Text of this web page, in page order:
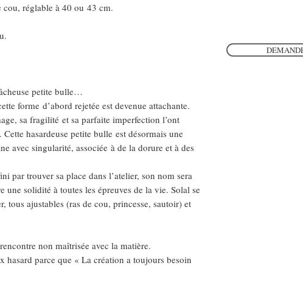
réglable à 40 ou 43 cm.
petite bulle…
forme d’abord rejetée est devenue attachante.
sa fragilité et sa parfaite imperfection l’ont
hasardeuse petite bulle est désormais une
avec singularité, associée à de la dorure et à des
par trouver sa place dans l’atelier, son nom sera
une solidité à toutes les épreuves de la vie. Solal se
tous ajustables (ras de cou, princesse, sautoir) et
non maîtrisée avec la matière.
hasard parce que « La création a toujours besoin